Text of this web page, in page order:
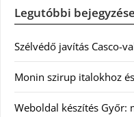
Legutóbbi
Szélvédő javítás Casco-
Monin szirup italokhoz
Weboldal készítés